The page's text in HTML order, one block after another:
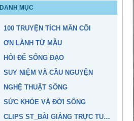
DANH MỤC
100 TRUYỆN TÍCH MÂN CÔI
ƠN LÀNH TỪ MẪU
HỎI ĐỂ SỐNG ĐẠO
SUY NIỆM VÀ CẦU NGUYỆN
NGHỆ THUẬT SỐNG
SỨC KHỎE VÀ ĐỜI SỐNG
CLIPS ST_BÀI GIẢNG TRỰC TUYẾN